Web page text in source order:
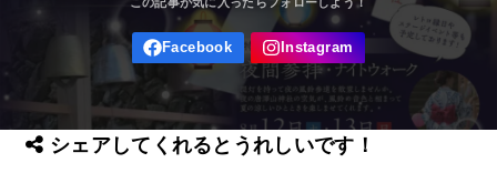
シェアしてくれるとうれしいです！